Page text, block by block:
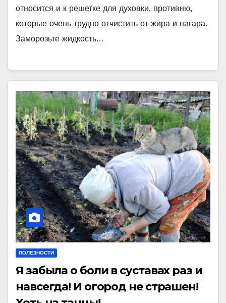
относится и к решетке для духовки, противню,
которые очень трудно отчистить от жира и нагара.
Заморозьте жидкость…
ПОЛЕЗНОСТИ
Я забыла о боли в суставах раз и
навсегда! И огород не страшен!